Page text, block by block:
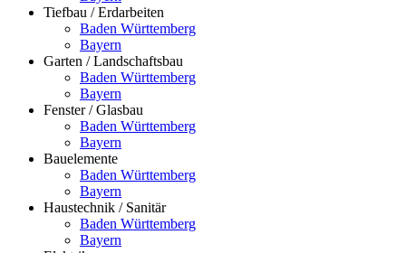
Tiefbau / Erdarbeiten
Baden Württemberg
Bayern
Garten / Landschaftsbau
Baden Württemberg
Bayern
Fenster / Glasbau
Baden Württemberg
Bayern
Bauelemente
Baden Württemberg
Bayern
Haustechnik / Sanitär
Baden Württemberg
Bayern